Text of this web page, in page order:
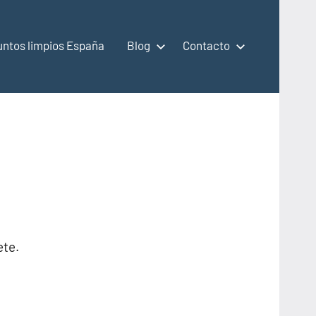
limpios España Blog Contacto